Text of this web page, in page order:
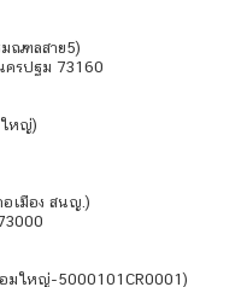
ณฑลสาย5)
ครปฐม 73160
ใหญ่)
เมือง สนญ.)
มใหญ่-5000101CR0001)